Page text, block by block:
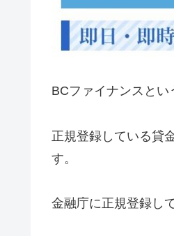
BCファイナンス とい
正規登録している貸
す。
金融庁に正規登録し